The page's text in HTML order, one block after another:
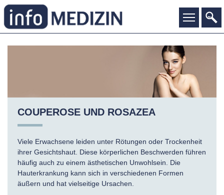
COUPEROSE UND ROSAZEA
Viele Erwachsene leiden unter Rötungen oder Trockenheit
ihrer Gesichtshaut. Diese körperlichen Beschwerden führen
häufig auch zu einem ästhetischen Unwohlsein. Die
Hauterkrankung kann sich in verschiedenen Formen
äußern und hat vielseitige Ursachen.